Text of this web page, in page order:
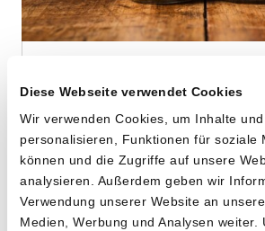
Diese Webseite verwendet Cookies
Wir verwenden Cookies, um Inhalte
personalisieren, Funktionen für soziale
können und die Zugriffe auf unsere
analysieren. Außerdem geben wir
Verwendung unserer Website an
Medien, Werbung und Analysen weiter.
von Cooperativa Valdibella aus
Sizilien
2 x 140g
CHF10.20
CHF3.64 pro 100g